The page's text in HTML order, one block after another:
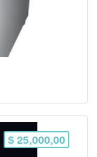
$ 25,000,00